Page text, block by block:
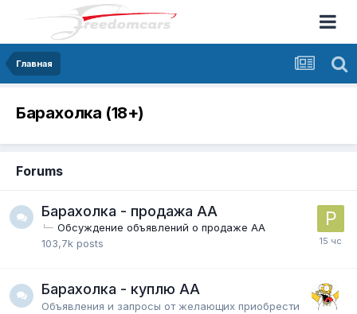
Главная
Барахолка (18+)
Forums
Барахолка - продажа АА
Обсуждение объявлений о продаже АА
103,7k posts
Барахолка - куплю АА
Объявления и запросы от желающих приобрести